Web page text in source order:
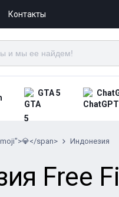
Контакты
GTA 5
span> Индонезия
Free